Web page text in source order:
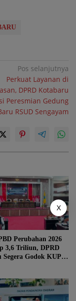
Pos selanjutnya
Perkuat Layanan di
DPRD Kotabaru
Peresmian Gedung
RSUD Sengayam
Perubahan 2026
3,6 Triliun, DPRD
Segera Godok KUPA-
X